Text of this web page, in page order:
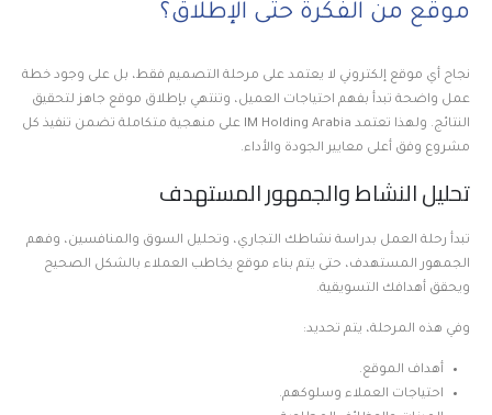
موقع من الفكرة حتى الإطلاق؟
نجاح أي موقع إلكتروني لا يعتمد على مرحلة التصميم فقط، بل على وجود خطة
عمل واضحة تبدأ بفهم احتياجات العميل، وتنتهي بإطلاق موقع جاهز لتحقيق
النتائج. ولهذا تعتمد IM Holding Arabia على منهجية متكاملة تضمن تنفيذ كل
مشروع وفق أعلى معايير الجودة والأداء.
تحليل النشاط والجمهور المستهدف
تبدأ رحلة العمل بدراسة نشاطك التجاري، وتحليل السوق والمنافسين، وفهم
الجمهور المستهدف، حتى يتم بناء موقع يخاطب العملاء بالشكل الصحيح
ويحقق أهدافك التسويقية.
وفي هذه المرحلة، يتم تحديد:
أهداف الموقع.
احتياجات العملاء وسلوكهم.